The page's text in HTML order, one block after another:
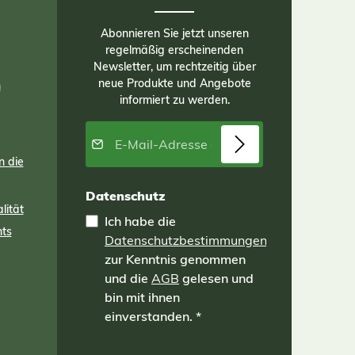
die
Abonnieren Sie jetzt unseren
regelmäßig erscheinenden
Newsletter, um rechtzeitig über
neue Produkte und Angebote
informiert zu werden.
E-Mail-Adresse*
Datenschutz
Ich habe die
Datenschutzbestimmungen
zur Kenntnis genommen
und die AGB gelesen und
bin mit ihnen
einverstanden. *